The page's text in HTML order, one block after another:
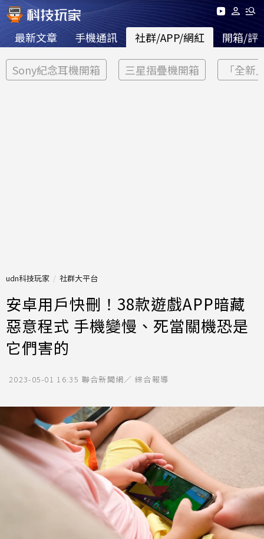
最新文章 手機通訊 社群/APP/網紅 開箱/評
Sony紀念耳機開箱 三星摺疊機開箱 「全新
udn科技玩家 社群大平台
安卓用戶快刪！38款遊戲APP暗藏
惡意程式 手機變慢、死當關機恐是
它們害的
2023-05-01 16:35 聯合新聞網／ 綜合報導